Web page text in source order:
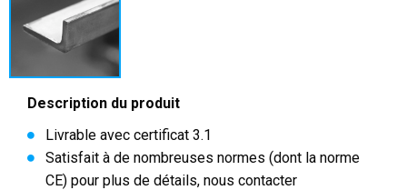
Description du produit
Livrable avec certificat 3.1
Satisfait à de nombreuses normes (dont la norme
CE) pour plus de détails, nous contacter